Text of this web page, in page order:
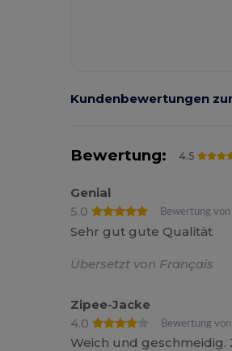
Kundenbewertungen
Bewertung: 4.5
Genial
5.0
Bewertung von
Sehr gut gute Qualität
Übersetzt von Français
Zipee-Jacke
4.0
Bewertung von
Weich und geschmeidig.